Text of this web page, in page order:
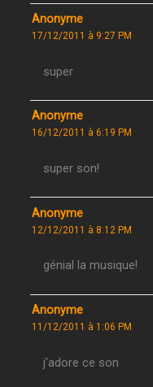
Anonyme
17/12/2011 à 9:27 PM
super
Anonyme
16/12/2011 à 6:19 PM
super son!
Anonyme
12/12/2011 à 8:12 PM
génial la musique!
Anonyme
11/12/2011 à 1:06 PM
j’adore ce son